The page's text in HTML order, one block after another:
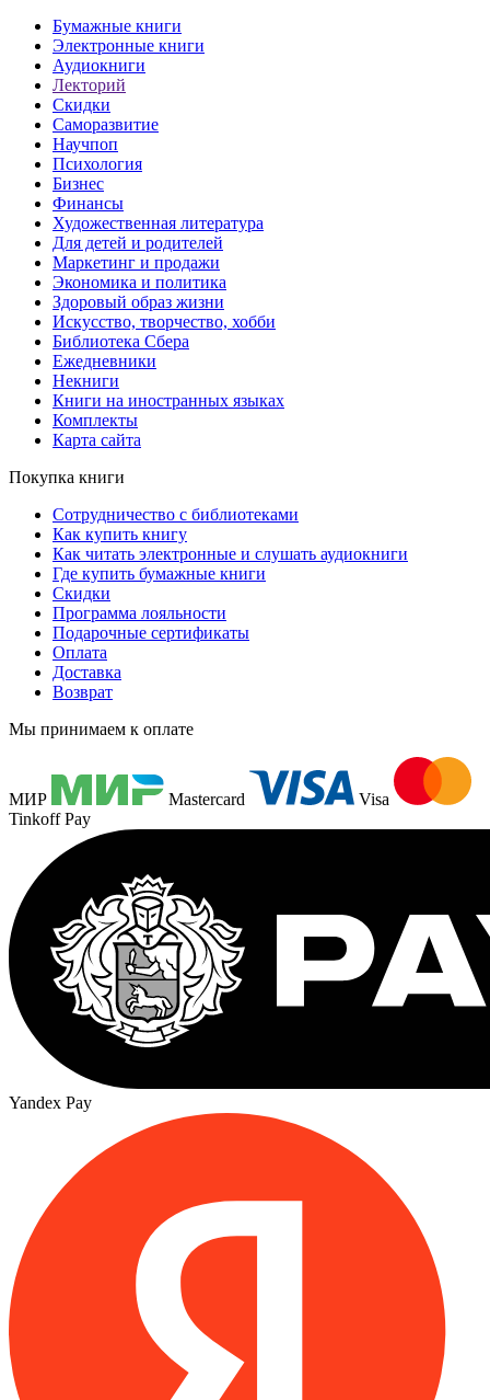
Бумажные книги
Электронные книги
Аудиокниги
Лекторий
Скидки
Саморазвитие
Научпоп
Психология
Бизнес
Финансы
Художественная литература
Для детей и родителей
Маркетинг и продажи
Экономика и политика
Здоровый образ жизни
Искусство, творчество, хобби
Библиотека Сбера
Ежедневники
Некниги
Книги на иностранных языках
Комплекты
Карта сайта
Покупка книги
Сотрудничество с библиотеками
Как купить книгу
Как читать электронные и слушать аудиокниги
Где купить бумажные книги
Скидки
Программа лояльности
Подарочные сертификаты
Оплата
Доставка
Возврат
Мы принимаем к оплате
МИР Mastercard
Visa
Tinkoff Pay
Yandex Pay